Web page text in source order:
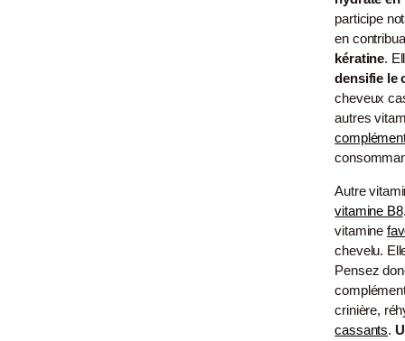
participe
en
kératine.
densifie le
cheveux
autres
Autre
vitamine B8
vitamine
chevelu.
Pensez
crinière,
cassants.